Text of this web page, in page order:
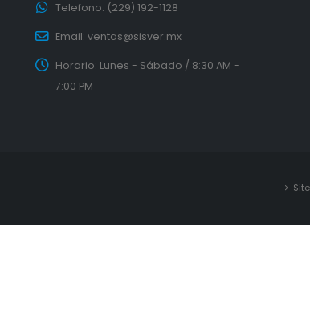
Telefono: (229) 192-1128
Email: ventas@sisver.mx
Horario: Lunes - Sábado / 8:30 AM -
7:00 PM